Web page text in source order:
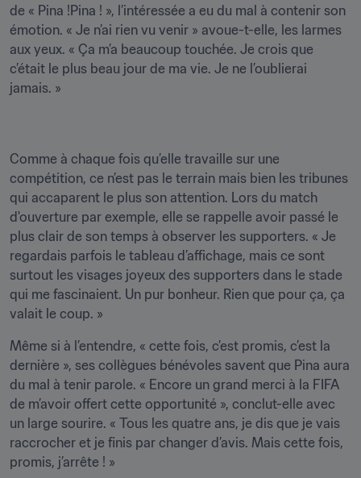
de « Pina !Pina ! », l’intéressée a eu du mal à contenir son
émotion. « Je n’ai rien vu venir » avoue-t-elle, les larmes
aux yeux. « Ça m’a beaucoup touchée. Je crois que
c’était le plus beau jour de ma vie. Je ne l’oublierai
jamais. »
Comme à chaque fois qu’elle travaille sur une
compétition, ce n’est pas le terrain mais bien les tribunes
qui accaparent le plus son attention. Lors du match
d'ouverture par exemple, elle se rappelle avoir passé le
plus clair de son temps à observer les supporters. « Je
regardais parfois le tableau d’affichage, mais ce sont
surtout les visages joyeux des supporters dans le stade
qui me fascinaient. Un pur bonheur. Rien que pour ça, ça
valait le coup. »
Même si à l’entendre, « cette fois, c’est promis, c’est la
dernière », ses collègues bénévoles savent que Pina aura
du mal à tenir parole. « Encore un grand merci à la FIFA
de m’avoir offert cette opportunité », conclut-elle avec
un large sourire. « Tous les quatre ans, je dis que je vais
raccrocher et je finis par changer d’avis. Mais cette fois,
promis, j’arrête ! »